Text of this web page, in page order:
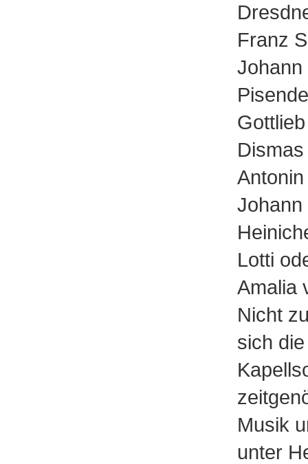
Franz
Johann
Lotti
Amalia
Nicht
sich
Musik
unter